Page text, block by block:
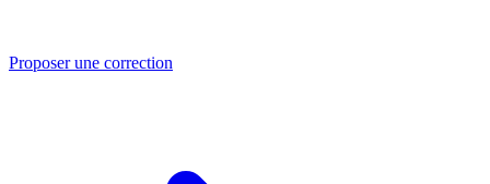
Proposer une correction